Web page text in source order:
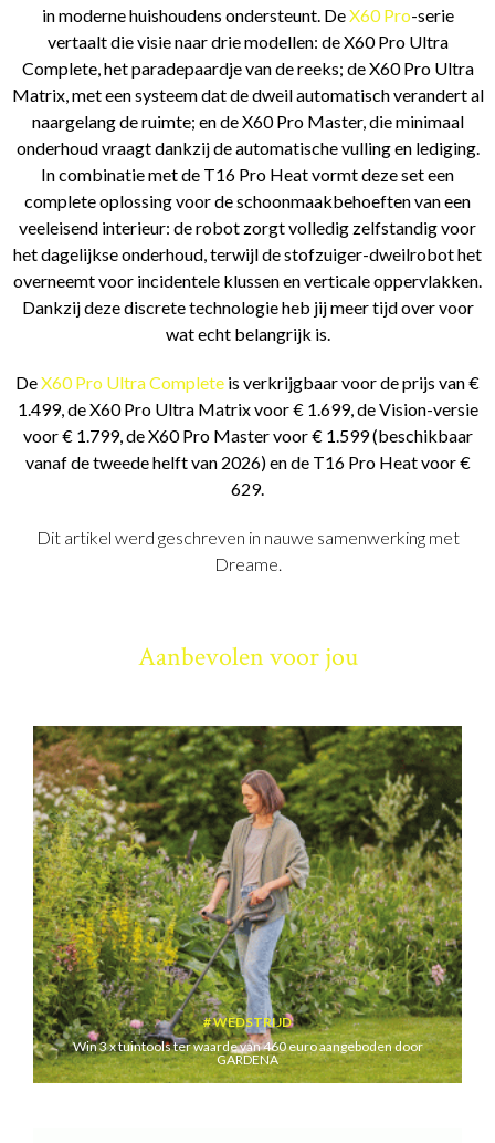
in moderne huishoudens ondersteunt. DeX60 Pro-serie
vertaalt die visie naar drie modellen: de X60 Pro Ultra
Complete, het paradepaardje van de reeks; de X60 Pro Ultra
Matrix, met een systeem dat de dweil automatisch verandert al
naargelang de ruimte; en de X60 Pro Master, die minimaal
onderhoud vraagt dankzij de automatische vulling en lediging.
In combinatie met de T16 Pro Heat vormt deze set een
complete oplossing voor de schoonmaakbehoeften van een
veeleisend interieur: de robot zorgt volledig zelfstandig voor
het dagelijkse onderhoud, terwijl de stofzuiger-dweilrobot het
overneemt voor incidentele klussen en verticale oppervlakken.
Dankzij deze discrete technologie heb jij meer tijd over voor
wat echt belangrijk is.
DeX60 Pro Ultra Complete is verkrijgbaar voor de prijs van €
1.499, de X60 Pro Ultra Matrix voor € 1.699, de Vision-versie
voor € 1.799, de X60 Pro Master voor € 1.599 (beschikbaar
vanaf de tweede helft van 2026) en de T16 Pro Heat voor €
629.
Dit artikel werd geschreven in nauwe samenwerking met
Dreame.
Aanbevolen voor jou
WEDSTRIJD
Win 3 x tuintools ter waarde van 460 euro aangeboden door
GARDENA